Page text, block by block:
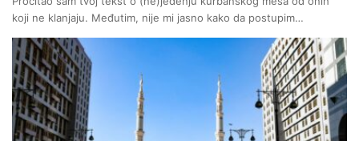
koji ne klanjaju. Međutim, nije mi jasno kako da postupim…